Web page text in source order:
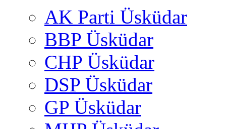
AK Parti Üsküdar
BBP Üsküdar
CHP Üsküdar
DSP Üsküdar
GP Üsküdar